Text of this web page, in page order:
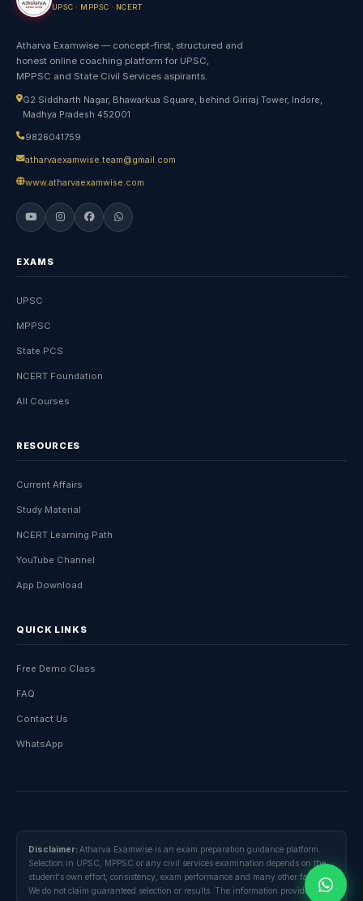
UPSC · MPPSC · NCERT
Atharva Examwise — concept-first, structured and
honest online coaching platform for UPSC,
MPPSC and State Civil Services aspirants.
G2 Siddharth Nagar, Bhawarkua Square, behind Giriraj Tower, Indore,
Madhya Pradesh 452001
9826041759
atharvaexamwise.team@gmail.com
www.atharvaexamwise.com
EXAMS
UPSC
MPPSC
State PCS
NCERT Foundation
All Courses
RESOURCES
Current Affairs
Study Material
NCERT Learning Path
YouTube Channel
App Download
QUICK LINKS
Free Demo Class
FAQ
Contact Us
WhatsApp
Disclaimer: Atharva Examwise is an exam preparation guidance platform.
Selection in UPSC, MPPSC or any civil services examination depends on the
student's own effort, consistency, exam performance and many other factors.
We do not claim guaranteed selection or results. The information provided here